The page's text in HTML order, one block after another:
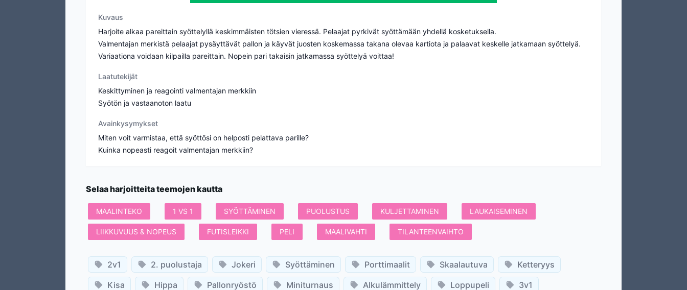
Kuvaus
Harjoite alkaa pareittain syöttelyllä keskimmäisten tötsien vieressä. Pelaajat pyrkivät syöttämään yhdellä kosketuksella.
Valmentajan merkistä pelaajat pysäyttävät pallon ja käyvät juosten koskemassa takana olevaa kartiota ja palaavat keskelle jatkamaan syöttelyä.
Variaationa voidaan kilpailla pareittain. Nopein pari takaisin jatkamassa syöttelyä voittaa!
Laatutekijät
Keskittyminen ja reagointi valmentajan merkkiin
Syötön ja vastaanoton laatu
Avainkysymykset
Miten voit varmistaa, että syöttösi on helposti pelattava parille?
Kuinka nopeasti reagoit valmentajan merkkiin?
Selaa harjoitteita teemojen kautta
MAALINTEKO 1 VS 1 SYÖTTÄMINEN PUOLUSTUS KULJETTAMINEN LAUKAISEMINEN
LIIKKUVUUS & NOPEUS FUTISLEIKKI PELI MAALIVAHTI TILANTEENVAIHTO
2v1 2. puolustaja Jokeri Syöttäminen Porttimaalit Skaalautuva
Ketteryys
Kisa
Hippa Pallonryöstö Miniturnaus Alkulämmittely Loppupeli 3v1